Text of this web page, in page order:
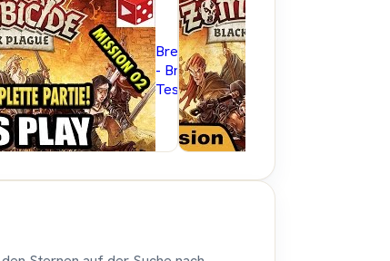
im
Brettspielblog.net
- Brettspiele im
Test